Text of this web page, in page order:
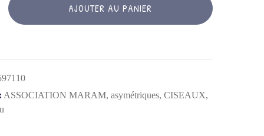
AJOUTER AU PANIER
ASSOCIATION MARAM, asymétriques, CISEAUX,